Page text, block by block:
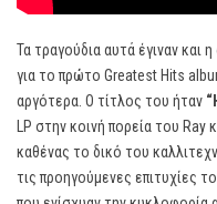
Τα τραγούδια αυτά έγιναν
για το πρώτο Greatest Hits
αργότερα. Ο τίτλος του ήταν “
LP στην κοινή πορεία του
καθένας το δικό του
τις προηγούμενες επιτυχίες